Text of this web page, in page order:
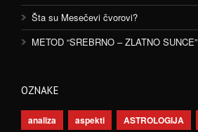
Šta su Mesečevi čvorovi?
METOD “SREBRNO – ZLATNO SUNCE”
OZNAKE
analiza aspekti ASTROLOGIJA